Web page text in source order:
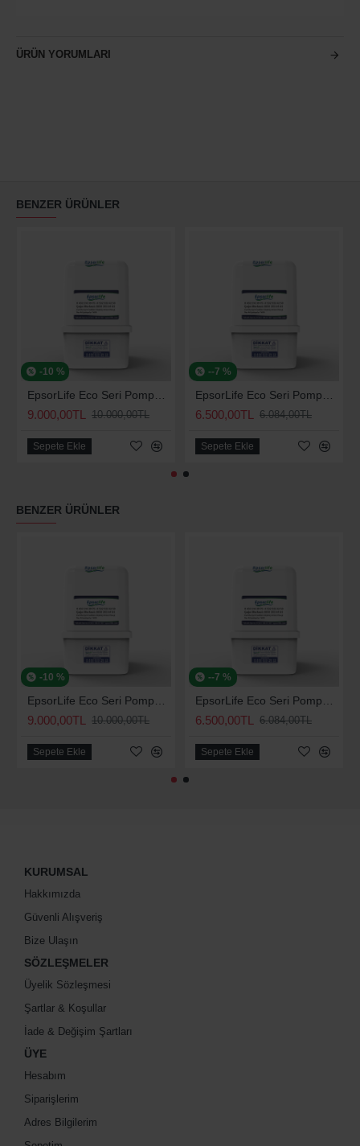
ÜRÜN YORUMLARI
BENZER ÜRÜNLER
-10 %
9.000,00TL 10.000,00TL
Sepete Ekle
--7 %
6.500,00TL 6.084,00TL
Sepete Ekle
BENZER ÜRÜNLER
-10 %
9.000,00TL 10.000,00TL
Sepete Ekle
--7 %
6.500,00TL 6.084,00TL
Sepete Ekle
KURUMSAL
Hakkımızda
Güvenli Alışveriş
Bize Ulaşın
SÖZLEŞMELER
Üyelik Sözleşmesi
Şartlar & Koşullar
İade & Değişim Şartları
ÜYE
Hesabım
Siparişlerim
Adres Bilgilerim